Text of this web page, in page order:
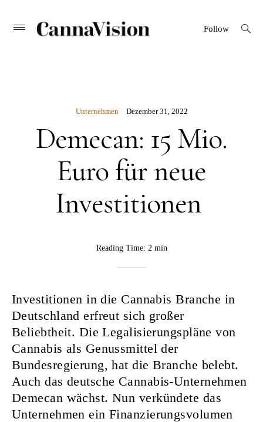
Skip Primary
Menu
CANNAVISION
Follow
open
search
Unternehmen Dezember 31, 2022
Demecan: 15 Mio.
Euro für neue
Investitionen
Reading Time: 2 min
Investitionen in die Cannabis Branche in
Deutschland erfreut sich großer
Beliebtheit. Die Legalisierungspläne von
Cannabis als Genussmittel der
Bundesregierung, hat die Branche belebt.
Auch das deutsche Cannabis-Unternehmen
Demecan wächst. Nun verkündete das
Unternehmen ein Finanzierungsvolumen